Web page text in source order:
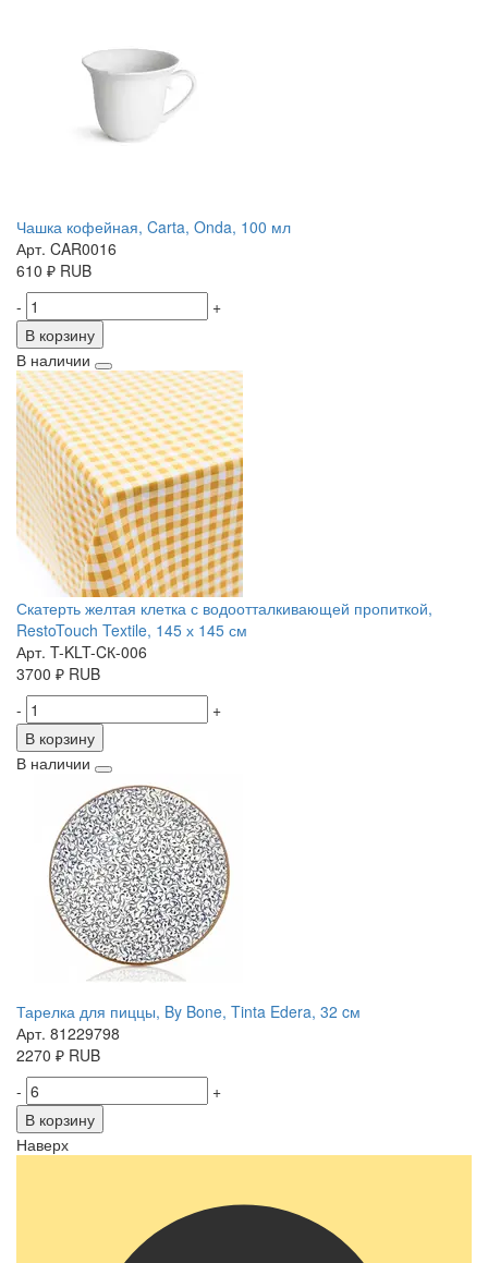
Чашка кофейная, Carta, Onda, 100 мл
Арт. CAR0016
610 ₽ RUB
-
+
В корзину
В наличии
Скатерть желтая клетка с водоотталкивающей пропиткой,
RestoTouch Textile, 145 х 145 см
Арт. T-KLT-CК-006
3700 ₽ RUB
-
+
В корзину
В наличии
Тарелка для пиццы, By Bone, Tinta Edera, 32 cм
Арт. 81229798
2270 ₽ RUB
-
+
В корзину
Наверх